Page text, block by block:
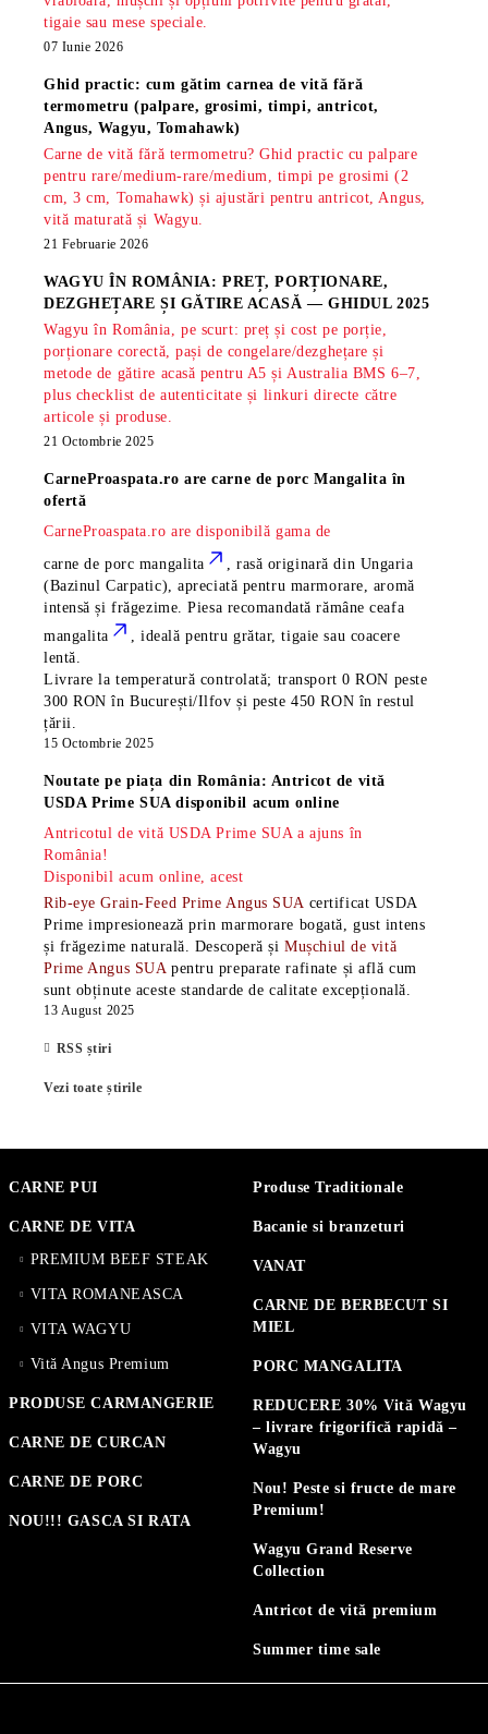
tigaie sau mese speciale.
07 Iunie 2026
Ghid practic: cum gătim carnea de vită fără
termometru (palpare, grosimi, timpi, antricot,
Angus, Wagyu, Tomahawk)
Carne de vită fără termometru? Ghid practic cu palpare
pentru rare/medium-rare/medium, timpi pe grosimi (2
cm, 3 cm, Tomahawk) și ajustări pentru antricot, Angus,
vită maturată și Wagyu.
21 Februarie 2026
WAGYU ÎN ROMÂNIA: PREȚ, PORȚIONARE,
DEZGHEȚARE ȘI GĂTIRE ACASĂ — GHIDUL 2025
Wagyu în România, pe scurt: preț și cost pe porție,
porționare corectă, pași de congelare/dezghețare și
metode de gătire acasă pentru A5 și Australia BMS 6–7,
plus checklist de autenticitate și linkuri directe către
articole și produse.
21 Octombrie 2025
CarneProaspata.ro arecarne de porc Mangalita în
ofertă
CarneProaspata.ro are disponibilă gama de
carne de porc mangalita
, rasă originară din Ungaria
(Bazinul Carpatic), apreciată pentru marmorare, aromă
intensă și frăgezime. Piesa recomandată rămâneceafa
mangalita
, ideală pentru grătar, tigaie sau coacere
lentă.
Livrare la temperatură controlată; transport 0 RON peste
300 RON în București/Ilfov și peste 450 RON în restul
țării.
15 Octombrie 2025
Noutate pe piața din România: Antricot de vită
USDA Prime SUA disponibil acum online
Antricotul de vită USDA Prime SUA a ajuns în
România!
Disponibil acum online, acest
Rib-eye Grain-Feed Prime Angus SUA certificat USDA
Prime impresionează prin marmorare bogată, gust intens
și frăgezime naturală. Descoperă șiMușchiul de vită
Prime Angus SUA pentru preparate rafinate și află cum
sunt obținute aceste standarde de calitate excepțională.
13 August 2025
RSS știri
Vezi toate știrile
CARNE PUI
CARNE DE VITA
PREMIUM BEEF STEAK
VITA ROMANEASCA
VITA WAGYU
Vită Angus Premium
PRODUSE CARMANGERIE
CARNE DE CURCAN
CARNE DE PORC
NOU!!! GASCA SI RATA
Produse Traditionale
Bacanie si branzeturi
VANAT
CARNE DE BERBECUT SI
MIEL
PORC MANGALITA
REDUCERE 30% Vită Wagyu
– livrare frigorifică rapidă –
Wagyu
Nou! Peste si fructe de mare
Premium!
Wagyu Grand Reserve
Collection
Antricot de vită premium
Summer time sale